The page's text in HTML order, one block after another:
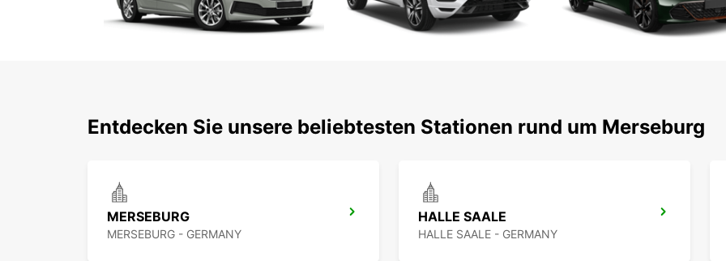
Sie
Entdecken Sie unsere beliebtesten Stationen rund um Merseburg
MERSEBURG
MERSEBURG - GERMANY
HALLE SAALE
HALLE SAALE - GERMANY